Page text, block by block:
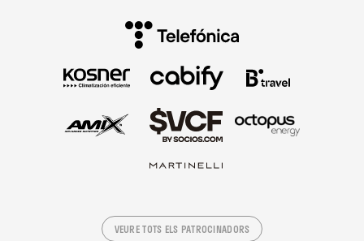
VEURE TOTS ELS PATROCINADORS